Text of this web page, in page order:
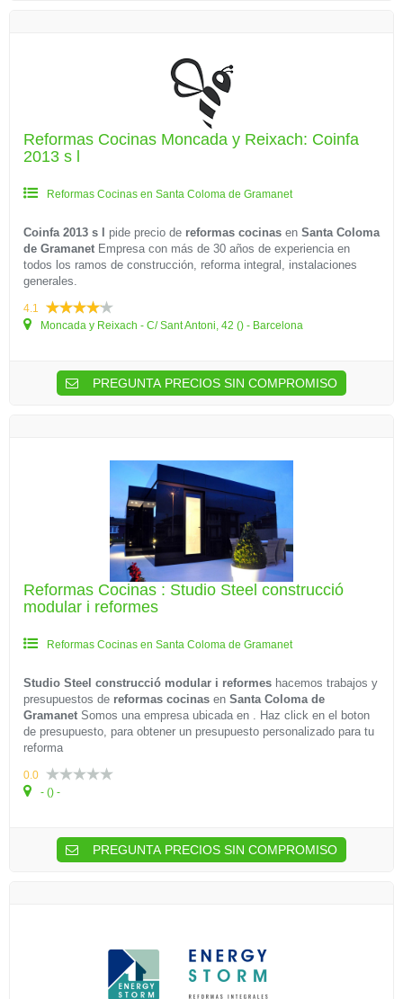
Reformas Cocinas Moncada y Reixach: Coinfa
2013 s l
Reformas Cocinas en Santa Coloma de Gramanet
Coinfa 2013 s l pide precio de reformas cocinas en Santa Coloma
de Gramanet Empresa con más de 30 años de experiencia en
todos los ramos de construcción, reforma integral, instalaciones
generales.
4.1
Moncada y Reixach - C/ Sant Antoni, 42 () - Barcelona
PREGUNTA PRECIOS SIN COMPROMISO
Reformas Cocinas : Studio Steel construcció
modular i reformes
Reformas Cocinas en Santa Coloma de Gramanet
Studio Steel construcció modular i reformes hacemos trabajos y
presupuestos de reformas cocinas en Santa Coloma de
Gramanet Somos una empresa ubicada en . Haz click en el boton
de presupuesto, para obtener un presupuesto personalizado para tu
reforma
0.0
- () -
PREGUNTA PRECIOS SIN COMPROMISO